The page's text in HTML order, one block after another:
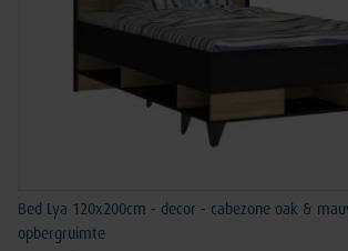
Bed Lya 120x200cm - decor - cabezone oak &
opbergruimte